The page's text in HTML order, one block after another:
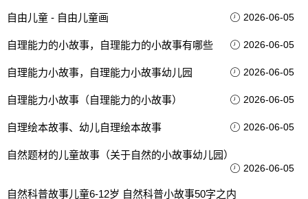
自由儿童 - 自由儿童画 2026-06-05
自理能力的小故事，自理能力的小故事有哪些 2026-06-05
自理能力小故事，自理能力小故事幼儿园 2026-06-05
自理能力小故事（自理能力的小故事） 2026-06-05
自理绘本故事、幼儿自理绘本故事 2026-06-05
自然题材的儿童故事（关于自然的小故事幼儿园）
2026-06-05
自然科普故事儿童6-12岁 自然科普小故事50字之内